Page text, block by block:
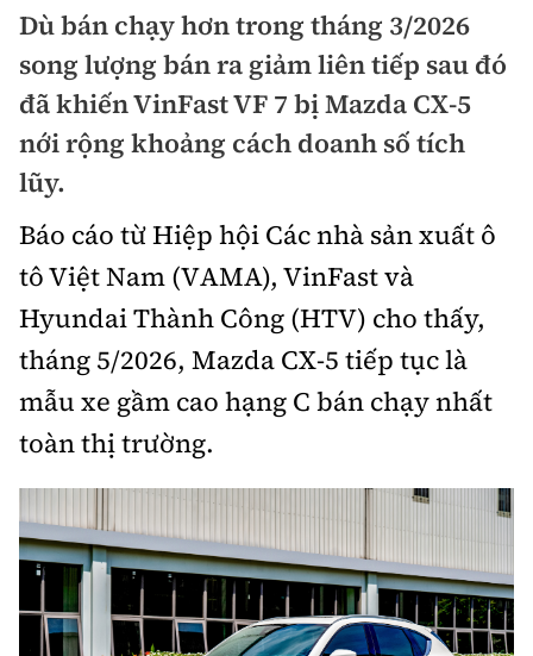
Hạ tầng phương tiện
Góc nhìn
Tâm điểm
Xe du lịch
Xe chuyên dụng
Xe máy
Đánh giá xe
Đánh giá xe mới
So sánh
Lái mới
Tư vấn sử dụng
Chọn xe
Lái xe an toàn
Bảo hiểm xe
Sản phẩm bảo hiểm
Bồi thường bảo hiểm
Xe xanh
Video
Review xe
Giới thiệu xe
Tư vấn
Ảnh
Ô tô
Dù bán chạy hơn trong tháng 3/2026
song lượng bán ra giảm liên tiếp sau đó
đã khiến VinFast VF 7 bị Mazda CX-5
nới rộng khoảng cách doanh số tích
lũy.
Báo cáo từ Hiệp hội Các nhà sản xuất ô
tô Việt Nam (VAMA), VinFast và
Hyundai Thành Công (HTV) cho thấy,
tháng 5/2026, Mazda CX-5 tiếp tục là
mẫu xe gầm cao hạng C bán chạy nhất
toàn thị trường.